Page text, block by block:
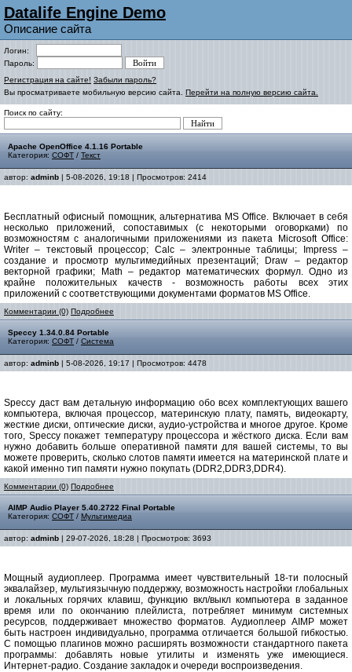
Datalife Engine Demo
Описание сайта
Логин:
Пароль:
Регистрация на сайте! Забыли пароль?
Вы просматриваете мобильную версию сайта. Перейти на полную версию сайта.
Поиск по сайту:
Apache OpenOffice 4.1.16 Portable
Категория: СОФТ / Текст
автор: adminb | 5-08-2026, 19:18 | Просмотров: 2414
Бесплатный офисный помощник, альтернатива MS Office. Включает в себя
несколько приложений, сопоставимых (с некоторыми оговорками) по
возможностям с аналогичными приложениями из пакета Microsoft Office:
Writer – текстовый процессор; Calc – электронные таблицы; Impress –
создание и просмотр мультимедийных презентаций; Draw – редактор
векторной графики; Math – редактор математических формул. Одно из
крайне положительных качеств - возможность работы всех этих
приложений с соответствующими документами форматов MS Office.
Комментарии (0) Подробнее
Speccy 1.34.0.84 Portable
Категория: СОФТ / Система
автор: adminb | 5-08-2026, 19:17 | Просмотров: 4478
Speccy даст вам детальную информацию обо всех комплектующих вашего
компьютера, включая процессор, материнскую плату, память, видеокарту,
жесткие диски, оптические диски, аудио-устройства и многое другое. Кроме
того, Speccy покажет температуру процессора и жёсткого диска. Если вам
нужно добавить больше оперативной памяти для вашей системы, то вы
можете проверить, сколько слотов памяти имеется на материнской плате и
какой именно тип памяти нужно покупать (DDR2,DDR3,DDR4).
Комментарии (0) Подробнее
AIMP Audio Player 5.40.2722 Final Portable
Категория: СОФТ / Мультимедиа
автор: adminb | 29-07-2026, 18:28 | Просмотров: 3693
Мощный аудиоплеер. Программа имеет чувствительный 18-ти полосный
эквалайзер, мультиязычную поддержку, возможность настройки глобальных
и локальных горячих клавиш, функцию вкл/выкл компьютера в заданное
время или по окончанию плейлиста, потребляет минимум системных
ресурсов, поддерживает множество форматов. Аудиоплеер AIMP может
быть настроен индивидуально, программа отличается большой гибкостью.
С помощью плагинов можно расширять возможности стандартного пакета
программы: добавлять новые утилиты и изменять уже имеющиеся.
Интернет-радио. Создание закладок и очереди воспроизведения.